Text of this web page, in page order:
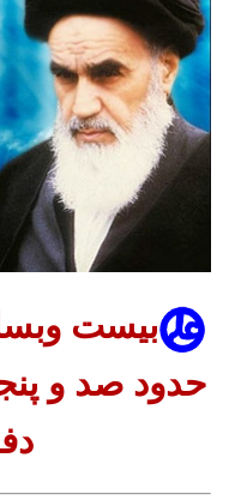
بیست
حدود صد و